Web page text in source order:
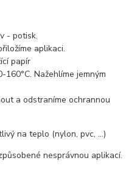
- potisk.
aplikaci.
papír
Nažehlíme jemným
a odstraníme ochrannou
na teplo (nylon, pvc, ...)
nesprávnou aplikací.